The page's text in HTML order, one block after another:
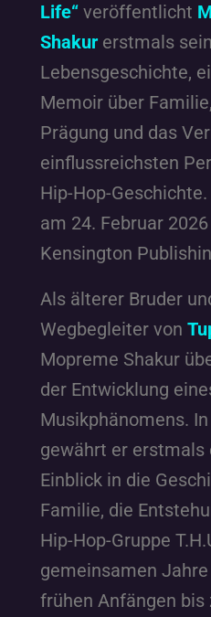
Life“veröffentlicht
Shakur erstmals
Lebensgeschichte,
Memoir über
Prägung und das
einflussreichsten
Hip-Hop-
am 24. Februar
Kensington
Als älterer Bruder
Wegbegleiter von
Mopreme Shakur
der Entwicklung
Musikphänomens.
gewährt er erstmals
Einblick in die
Familie, die
Hip-Hop-Gruppe
gemeinsamen
frühen Anfängen bis